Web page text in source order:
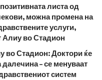
листа од
можна промена на
услуги,
Алиу во Стадион
во Стадион: Доктори ќе
далечина – се менуваат
систем